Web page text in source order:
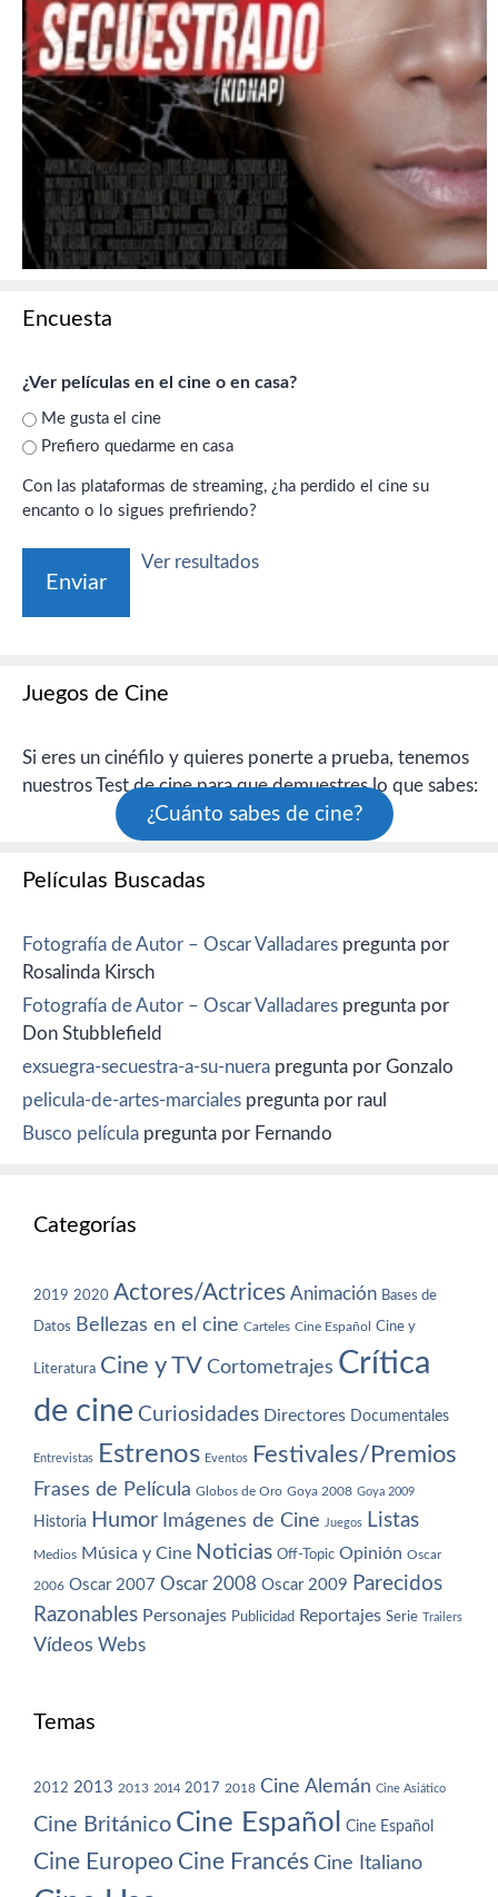
Encuesta
¿Ver películas en el cine o en casa?
Me gusta el cine
Prefiero quedarme en casa
Con las plataformas de streaming, ¿ha perdido el cine su
encanto o lo sigues prefiriendo?
Ver resultados
Juegos de Cine
Si eres un cinéfilo y quieres ponerte a prueba, tenemos
nuestros Test de cine para que demuestres lo que sabes:
¿Cuánto sabes de cine?
Películas Buscadas
Fotografía de Autor – Oscar Valladares pregunta por
Rosalinda Kirsch
Fotografía de Autor – Oscar Valladares pregunta por
Don Stubblefield
exsuegra-secuestra-a-su-nuera pregunta por Gonzalo
pelicula-de-artes-marciales pregunta por raul
Busco película pregunta por Fernando
Categorías
2019 2020 Actores/Actrices Animación Bases de
Datos Bellezas en el cine Carteles Cine Español Cine y
Literatura Cine y TV Cortometrajes Crítica
de cine Curiosidades Directores Documentales
Entrevistas Estrenos Eventos Festivales/Premios
Frases de Película Globos de Oro Goya 2008 Goya 2009
Historia Humor Imágenes de Cine Juegos Listas
Medios Música y Cine Noticias Off-Topic Opinión Oscar
2006 Oscar 2007 Oscar 2008 Oscar 2009 Parecidos
Razonables Personajes Publicidad Reportajes Serie Trailers
Vídeos Webs
Temas
2012 2013 2013 2014 2017 2018 Cine Alemán Cine Asiático
Cine Británico Cine Español Cine Español
Cine Europeo Cine Francés Cine Italiano